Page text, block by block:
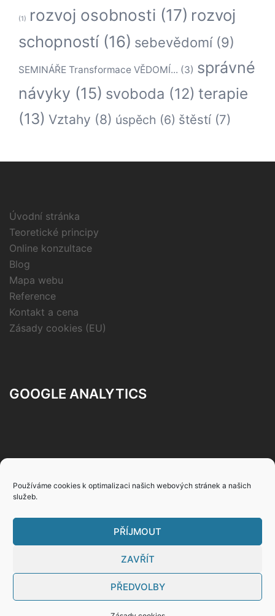
Používáme cookies k optimalizaci našich webových stránek a našich
služeb.
PŘÍJMOUT
ZAVŘÍT
PŘEDVOLBY
(1) rozvoj osobnosti (17) rozvoj
schopností(16) sebevědomí(9)
SEMINÁŘE Transformace VĚDOMÍ... (3) správné
návyky (15) svoboda (12) terapie
(13) Vztahy (8) úspěch (6) štěstí (7)
Úvodní stránka
Teoretické principy
Online konzultace
Blog
Mapa webu
Reference
Kontakt a cena
Zásady cookies (EU)
GOOGLE ANALYTICS
Zásady ochrany osobních údajů
Všeobecné uživatelské podmínky
Sydney